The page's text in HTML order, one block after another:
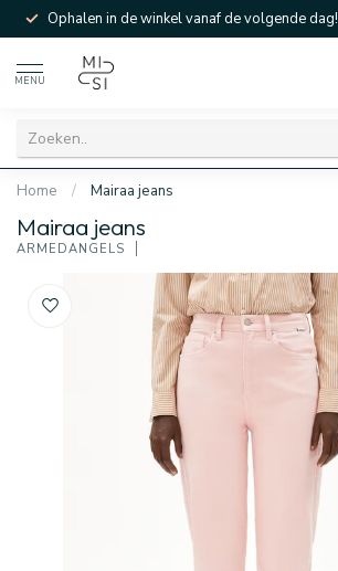
Ophalen in de winkel vanaf de volgende dag!
MENU
Home / Mairaa jeans
Mairaa jeans
ARMEDANGELS